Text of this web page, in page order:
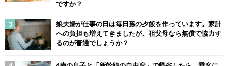
ですか？
娘夫婦が仕事の日は毎日孫の夕飯を作っています。家計
への負担も増えてきましたが、祖父母なら無償で協力す
るのが普通でしょうか？